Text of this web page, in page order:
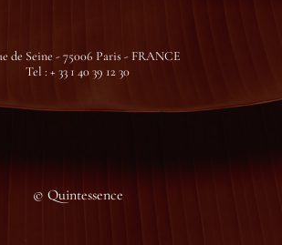
de Seine - 75006 Paris - FRANCE
Tel : + 33 1 40 39 12 30
© Quintessence